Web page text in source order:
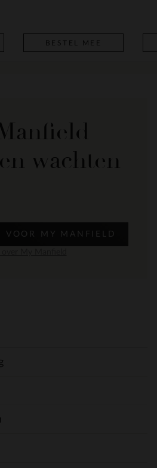
BESTEL MEE
wachten
VOOR MY MANFIELD